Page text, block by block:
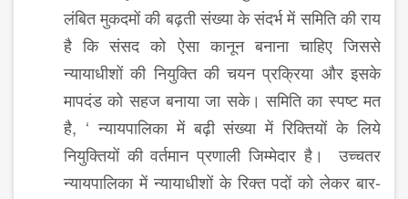
लंबित मुकदमों की बढ़ती संख्या के संदर्भ में समिति की राय
है कि संसद को ऐसा कानून बनाना चाहिए जिससे
न्यायाधीशों की नियुक्ति की चयन प्रक्रिया और इसके
मापदंड को सहज बनाया जा सके। समिति का स्पष्ट मत
है, ‘ न्यायपालिका में बढ़ी संख्या में रिक्तियों के लिये
नियुक्तियों की वर्तमान प्रणाली जिम्मेदार है। उच्चतर
न्यायपालिका में न्यायाधीशों के रिक्त पदों को लेकर बार-